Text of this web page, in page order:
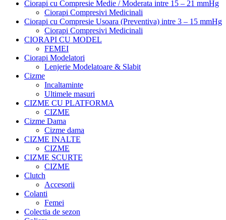
Ciorapi cu Compresie Medie / Moderata intre 15 – 21 mmHg
Ciorapi Compresivi Medicinali
Ciorapi cu Compresie Usoara (Preventiva) intre 3 – 15 mmHg
Ciorapi Compresivi Medicinali
CIORAPI CU MODEL
FEMEI
Ciorapi Modelatori
Lenjerie Modelatoare & Slabit
Cizme
Incaltaminte
Ultimele masuri
CIZME CU PLATFORMA
CIZME
Cizme Dama
Cizme dama
CIZME INALTE
CIZME
CIZME SCURTE
CIZME
Clutch
Accesorii
Colanti
Femei
Colectia de sezon